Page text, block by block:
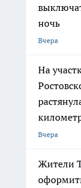
ночь
Вчера
На
Вчера
Жители